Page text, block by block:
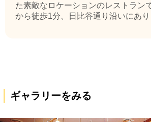
た素敵なロケーションのレストラン
から徒歩1分、日比谷通り沿いにあり
ギャラリーをみる